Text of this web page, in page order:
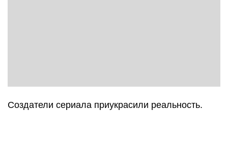
Создатели сериала приукрасили реальность.